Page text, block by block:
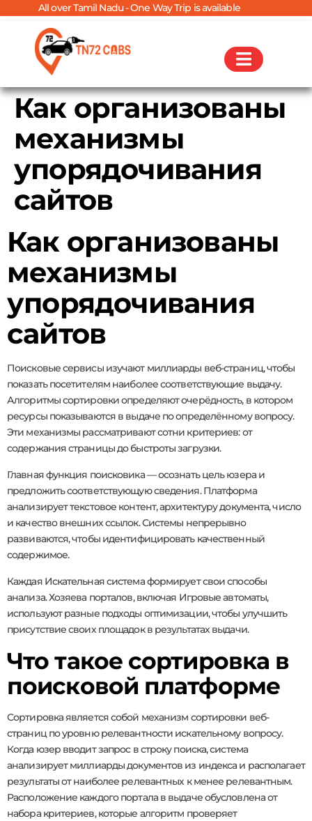
All over Tamil Nadu - One Way Trip is available
Как организованы
механизмы
упорядочивания
сайтов
Как организованы
механизмы
упорядочивания
сайтов
Поисковые сервисы изучают миллиарды веб-страниц, чтобы
показать посетителям наиболее соответствующие выдачу.
Алгоритмы сортировки определяют очерёдность, в котором
ресурсы показываются в выдаче по определённому вопросу.
Эти механизмы рассматривают сотни критериев: от
содержания страницы до быстроты загрузки.
Главная функция поисковика — осознать цель юзера и
предложить соответствующую сведения. Платформа
анализирует текстовое контент, архитектуру документа, число
и качество внешних ссылок. Системы непрерывно
развиваются, чтобы идентифицировать качественный
содержимое.
Каждая Искательная система формирует свои способы
анализа. Хозяева порталов, включая Игровые автоматы,
используют разные подходы оптимизации, чтобы улучшить
присутствие своих площадок в результатах выдачи.
Что такое сортировка в
поисковой платформе
Сортировка является собой механизм сортировки веб-
страниц по уровню релевантности искательному вопросу.
Когда юзер вводит запрос в строку поиска, система
анализирует миллиарды документов из индекса и располагает
результаты от наиболее релевантных к менее релевантным.
Расположение каждого портала в выдаче обусловлена от
набора критериев, которые алгоритм проверяет